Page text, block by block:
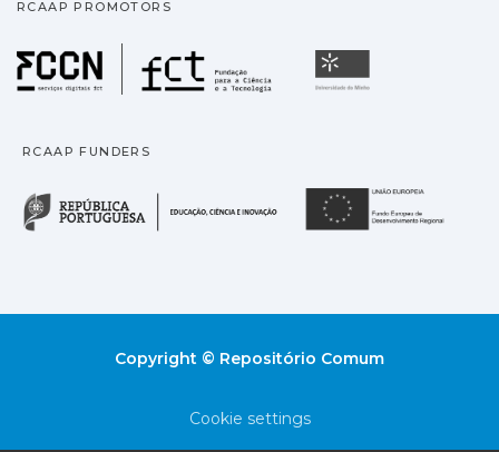
RCAAP PROMOTORS
Fundação para a
RCAAP FUNDERS
República Portuguesa
Copyright © Repositório Comum
Cookie settings